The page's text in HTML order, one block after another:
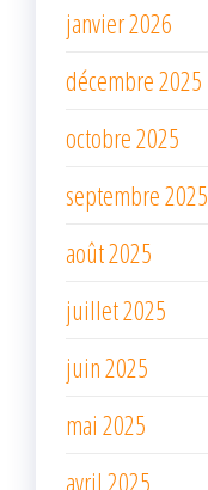
janvier 2026
décembre 2025
octobre 2025
septembre 2025
août 2025
juillet 2025
juin 2025
mai 2025
avril 2025